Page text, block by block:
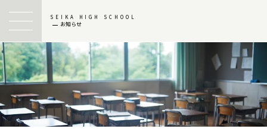
SEIKA HIGH SCHOOL
お知らせ